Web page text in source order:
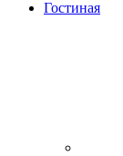
Гостиная